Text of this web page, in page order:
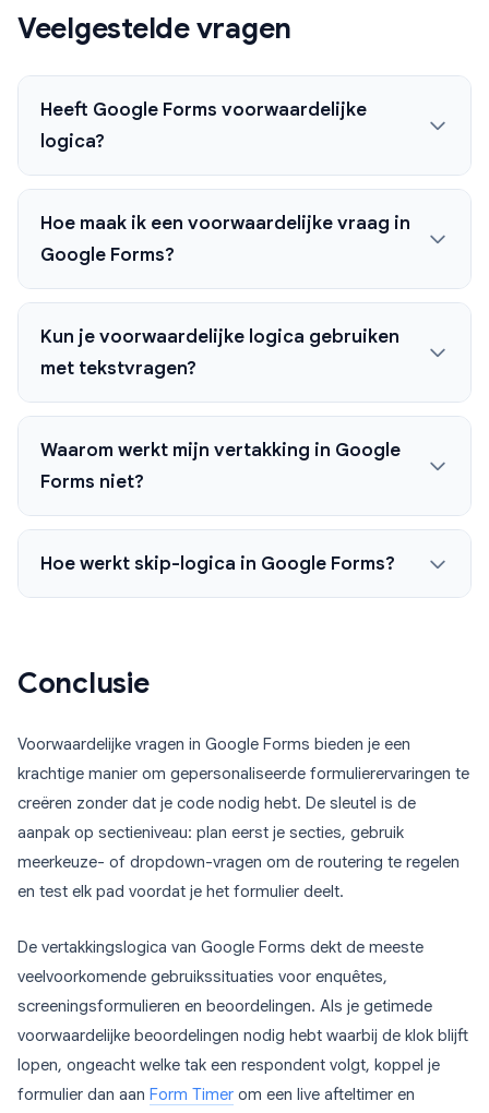
Veelgestelde vragen
Heeft Google Forms voorwaardelijke
logica?
Hoe maak ik een voorwaardelijke vraag in
Google Forms?
Kun je voorwaardelijke logica gebruiken
met tekstvragen?
Waarom werkt mijn vertakking in Google
Forms niet?
Hoe werkt skip-logica in Google Forms?
Conclusie
Voorwaardelijke vragen in Google Forms bieden je een
krachtige manier om gepersonaliseerde formulierervaringen te
creëren zonder dat je code nodig hebt. De sleutel is de
aanpak op sectieniveau: plan eerst je secties, gebruik
meerkeuze- of dropdown-vragen om de routering te regelen
en test elk pad voordat je het formulier deelt.
De vertakkingslogica van Google Forms dekt de meeste
veelvoorkomende gebruikssituaties voor enquêtes,
screeningsformulieren en beoordelingen. Als je getimede
voorwaardelijke beoordelingen nodig hebt waarbij de klok blijft
lopen, ongeacht welke tak een respondent volgt, koppel je
formulier dan aan Form Timer om een live afteltimer en